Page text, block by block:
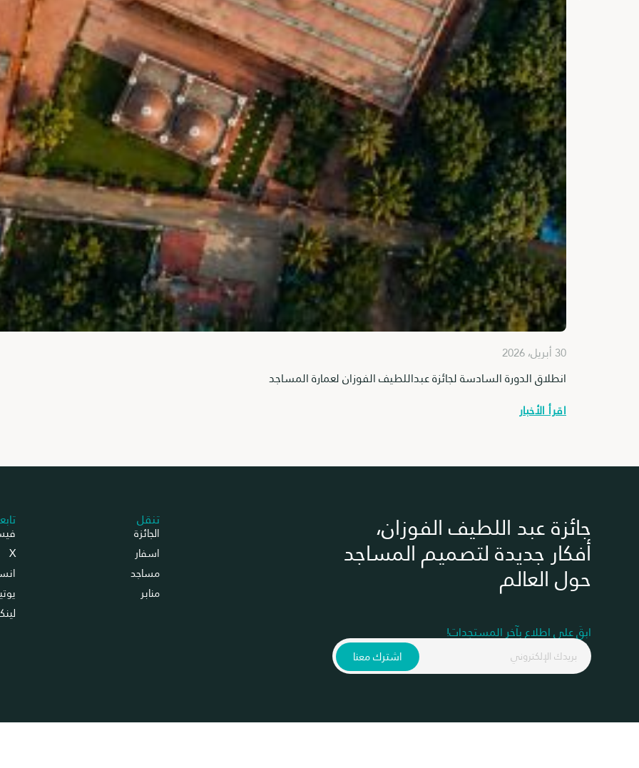
30 أبريل، 2026
انطلاق الدورة السادسة لجائزة عبداللطيف الفوزان لعمارة المساجد
اقرأ الأخبار
تنقل
الجائزة
اسفار
مساجد
منابر
X
جائزة عبد اللطيف الفوزان،
أفكار جديدة لتصميم المساجد
حول العالم
ابقَ على اطلاع بآخر المستجدات!
اشترك معنا